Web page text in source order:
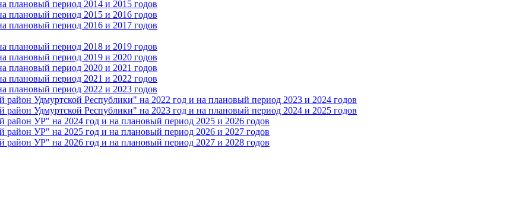
период 2014 и 2015 годов
период 2015 и 2016 годов
период 2016 и 2017 годов
период 2018 и 2019 годов
период 2019 и 2020 годов
период 2020 и 2021 годов
период 2021 и 2022 годов
период 2022 и 2023 годов
Удмуртской Республики" на 2022 год и на плановый период 2023 и 2024 годов
Удмуртской Республики" на 2023 год и на плановый период 2024 и 2025 годов
УР" на 2024 год и на плановый период 2025 и 2026 годов
УР" на 2025 год и на плановый период 2026 и 2027 годов
УР" на 2026 год и на плановый период 2027 и 2028 годов